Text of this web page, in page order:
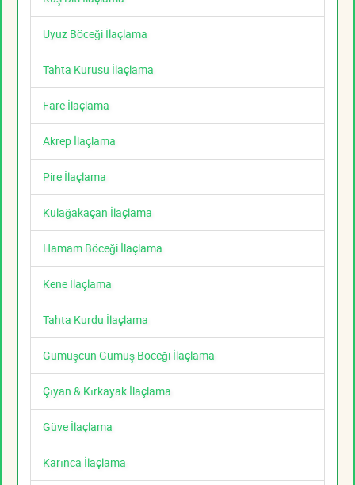
Uyuz Böceği İlaçlama
Tahta Kurusu İlaçlama
Fare İlaçlama
Akrep İlaçlama
Pire İlaçlama
Kulağakaçan İlaçlama
Hamam Böceği İlaçlama
Kene İlaçlama
Tahta Kurdu İlaçlama
Gümüşcün Gümüş Böceği İlaçlama
Çıyan & Kırkayak İlaçlama
Güve İlaçlama
Karınca İlaçlama